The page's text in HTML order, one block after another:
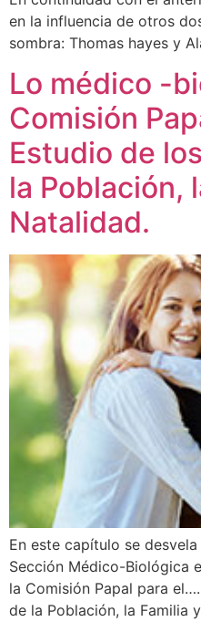
en la influencia de otros
sombra: Thomas hayes y
Lo médico -
Comisión
Estudio de
la Población,
Natalidad.
En este capítulo se
Sección Médico-Biológica
la Comisión Papal para
de la Población, la Familia